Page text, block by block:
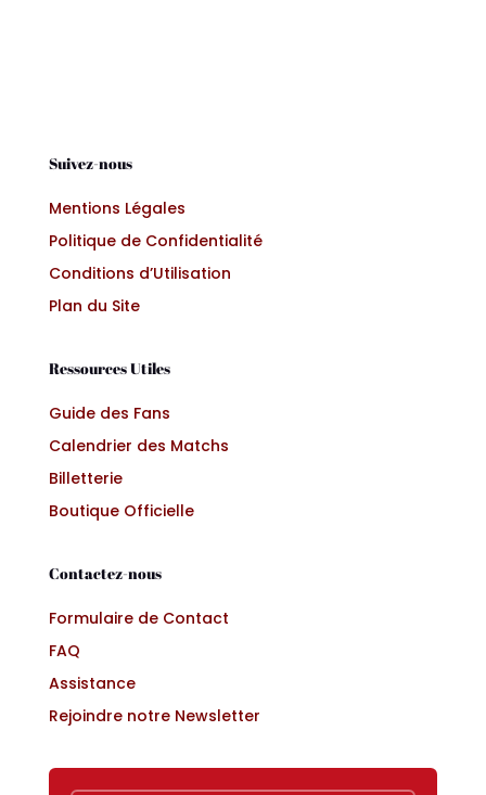
Suivez-nous
Mentions Légales
Politique de Confidentialité
Conditions d’Utilisation
Plan du Site
Ressources Utiles
Guide des Fans
Calendrier des Matchs
Billetterie
Boutique Officielle
Contactez-nous
Formulaire de Contact
FAQ
Assistance
Rejoindre notre Newsletter